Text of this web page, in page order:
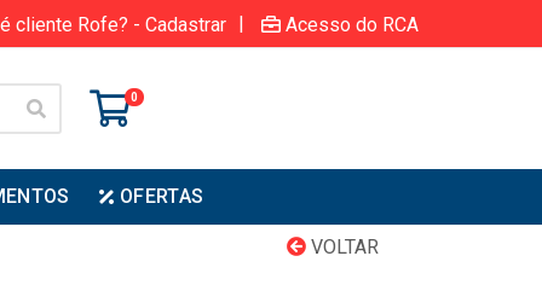
cliente Rofe? - Cadastrar | Acesso do RCA
0
OFERTAS
VOLTAR